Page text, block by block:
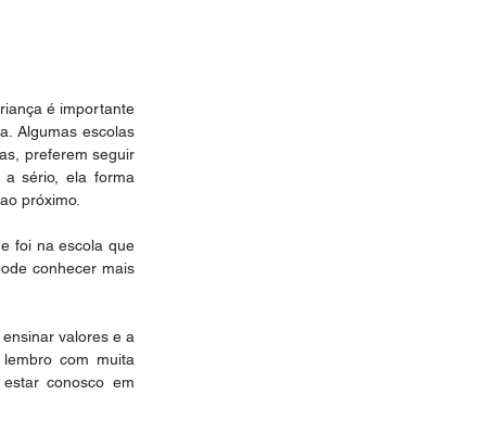
é importante
Algumas escolas
preferem seguir
a sério, ela forma
próximo.
foi na escola que
conhecer mais
valores e a
com muita
conosco em